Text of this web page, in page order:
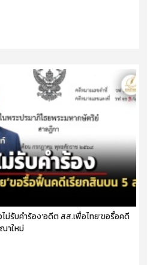
ม่รับคำร้อง‘อดีต สส.เพื่อไทย’ขอรื้อคดี
าใหม่